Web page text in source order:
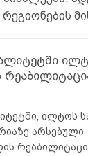
ილტოს
არსებული